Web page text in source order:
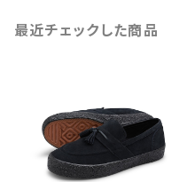
最近チェックした商品